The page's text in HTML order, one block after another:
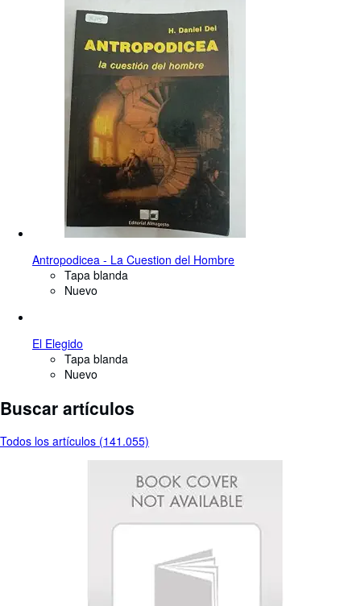
Antropodicea - La Cuestion del Hombre
Tapa blanda
Nuevo
El Elegido
Tapa blanda
Nuevo
Buscar artículos
Todos los artículos (141.055)